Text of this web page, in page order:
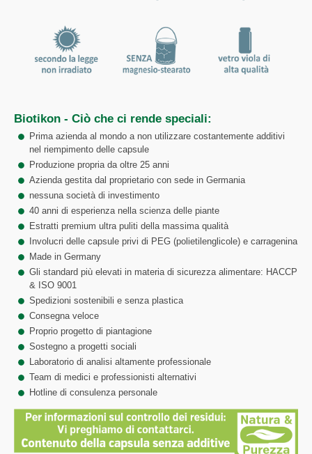
Biotikon - Ciò che ci rende speciali:
Prima azienda al mondo a non utilizzare costantemente additivi
nel riempimento delle capsule
Produzione propria da oltre 25 anni
Azienda gestita dal proprietario con sede in Germania
nessuna società di investimento
40 anni di esperienza nella scienza delle piante
Estratti premium ultra puliti della massima qualità
Involucri delle capsule privi di PEG (polietilenglicole) e carragenina
Made in Germany
Gli standard più elevati in materia di sicurezza alimentare: HACCP
& ISO 9001
Spedizioni sostenibili e senza plastica
Consegna veloce
Proprio progetto di piantagione
Sostegno a progetti sociali
Laboratorio di analisi altamente professionale
Team di medici e professionisti alternativi
Hotline di consulenza personale